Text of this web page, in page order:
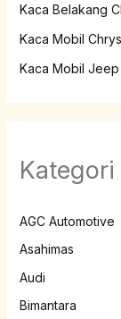
Kaca Belakang
Kaca Mobil
Kaca Mobil Jeep
Kategori
AGC Automotive
Asahimas
Audi
Bimantara